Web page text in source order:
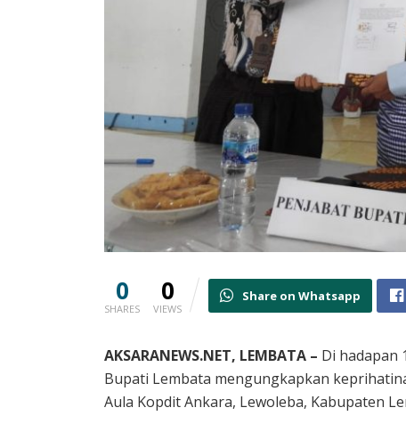
0
SHARES
0
VIEWS
Share on Whatsapp
AKSARANEWS.NET, LEMBATA – Di hadapan
Bupati Lembata mengungkapkan
Aula Kopdit Ankara, Lewoleba, Kabupaten